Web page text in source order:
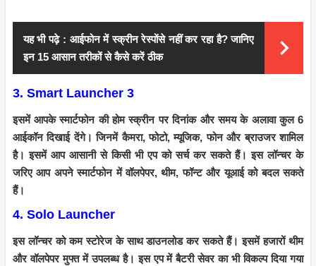
यह भी पढ़े : आईफोन में स्क्रीन रेस्पोंसे नहीं कर रहा है? जानिए
इन 15 आसान तरीकों से कैसे करें ठीक
3. Smart Launcher 3
इसमें आपके स्मार्टफोन की होम स्क्रीन पर दिनांक और समय के अलावा कुल 6
आईकॉन दिखाई देंगे। जिनमें कैमरा, फोटो, म्यूजिक, फोन और ब्राउजर शामिल
है। इसमें आप आसानी से किसी भी एप को सर्च कर सकते हैं। इस लॉन्चर के
जरिए आप अपने स्मार्टफोन में वॉलपेपर, थीम, फॉन्ट और यूआई को बदल सकते
हैं।
4. Solo Launcher
इस लॉन्चर को कम स्टोरेज के साथ डाउनलोड कर सकते हैं। इसमें हजारों थीम
और वॉलपेपर मुफ्त में उपलब्ध है। इस एप में बैटरी सेवर का भी विकल्प दिया गया